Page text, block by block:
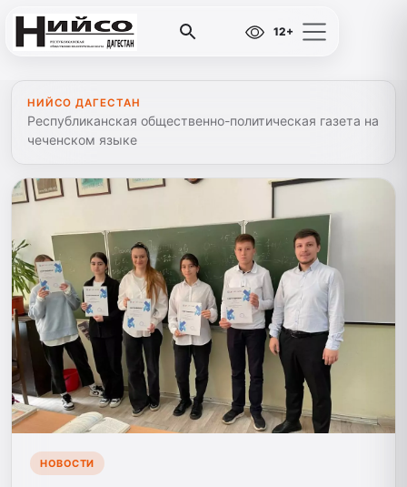
12+
НИЙСО ДАГЕСТАН
Республиканская общественно-политическая газета на
чеченском языке
НОВОСТИ